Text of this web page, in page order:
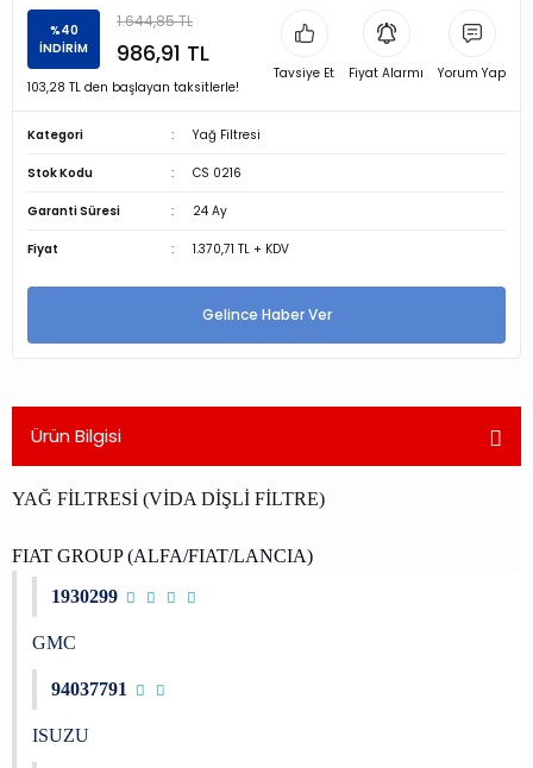
%40
İNDİRİM
1.644,85 TL
986,91 TL
103,28 TL den başlayan taksitlerle!
Tavsiye Et Fiyat Alarmı Yorum Yap
Kategori Yağ Filtresi
Stok Kodu CS 0216
Garanti Süresi 24 Ay
Fiyat 1.370,71 TL + KDV
Gelince Haber Ver
Ürün Bilgisi
YAĞ FİLTRESİ (VİDA DİŞLİ FİLTRE)
FIAT GROUP (ALFA/FIAT/LANCIA)
1930299
GMC
94037791
ISUZU